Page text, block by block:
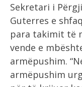
Sekretari i
Guterres e
para takimit të
vende e
armëpushim.
armëpushim